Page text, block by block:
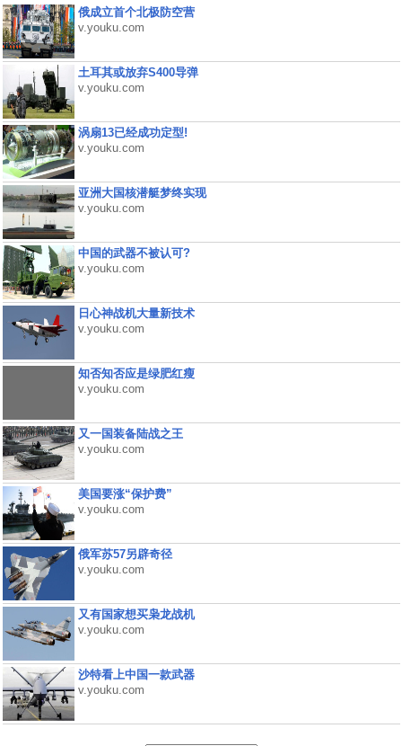
俄成立首个北极防空营
v.youku.com
土耳其或放弃S400导弹
v.youku.com
涡扇13已经成功定型!
v.youku.com
亚洲大国核潜艇梦终实现
v.youku.com
中国的武器不被认可?
v.youku.com
日心神战机大量新技术
v.youku.com
知否知否应是绿肥红瘦
v.youku.com
又一国装备陆战之王
v.youku.com
美国要涨“保护费”
v.youku.com
俄军苏57另辟奇径
v.youku.com
又有国家想买枭龙战机
v.youku.com
沙特看上中国一款武器
v.youku.com